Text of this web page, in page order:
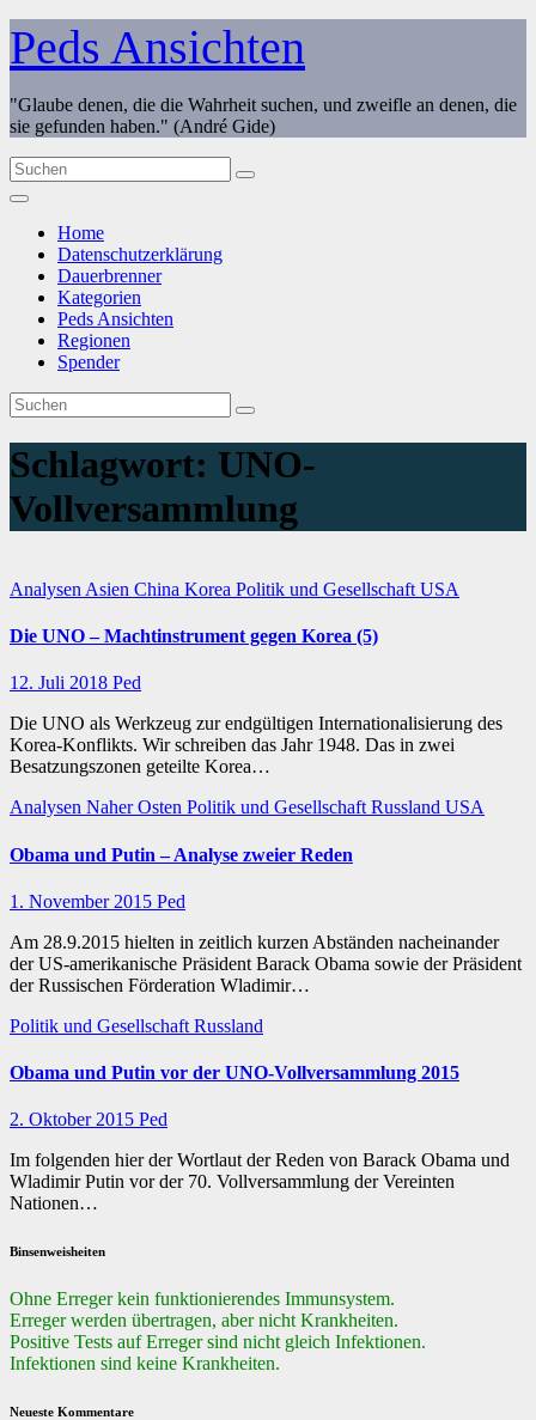
Zum
Inhalt
springen
Peds Ansichten
"Glaube denen, die die Wahrheit suchen, und zweifle an denen, die
sie gefunden haben." (André Gide)
Home
Datenschutzerklärung
Dauerbrenner
Kategorien
Peds Ansichten
Regionen
Spender
Schlagwort: UNO-
Vollversammlung
Analysen Asien China Korea Politik und Gesellschaft USA
Die UNO – Machtinstrument gegen Korea (5)
12. Juli 2018 Ped
Die UNO als Werkzeug zur endgültigen Internationalisierung des
Korea-Konflikts. Wir schreiben das Jahr 1948. Das in zwei
Besatzungszonen geteilte Korea…
Analysen Naher Osten Politik und GesellschaftRussland USA
Obama und Putin – Analyse zweier Reden
1. November 2015 Ped
Am 28.9.2015 hielten in zeitlich kurzen Abständen nacheinander
der US-amerikanische Präsident Barack Obama sowie der Präsident
der Russischen Förderation Wladimir…
Politik und Gesellschaft Russland
Obama und Putin vor der UNO-Vollversammlung 2015
2. Oktober 2015 Ped
Im folgenden hier der Wortlaut der Reden von Barack Obama und
Wladimir Putin vor der 70. Vollversammlung der Vereinten
Nationen…
Binsenweisheiten
Ohne Erreger kein funktionierendes Immunsystem.
Erreger werden übertragen, aber nicht Krankheiten.
Positive Tests auf Erreger sind nicht gleich Infektionen.
Infektionen sind keine Krankheiten.
Neueste Kommentare